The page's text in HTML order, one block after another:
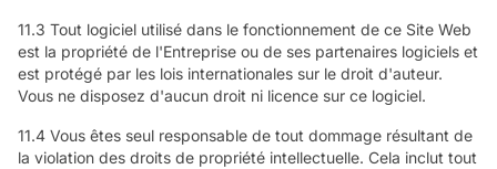
11.3 Tout logiciel utilisé dans le fonctionnement de ce Site Web
est la propriété de l'Entreprise ou de ses partenaires logiciels et
est protégé par les lois internationales sur le droit d'auteur.
Vous ne disposez d'aucun droit ni licence sur ce logiciel.
11.4 Vous êtes seul responsable de tout dommage résultant de
la violation des droits de propriété intellectuelle. Cela inclut tout